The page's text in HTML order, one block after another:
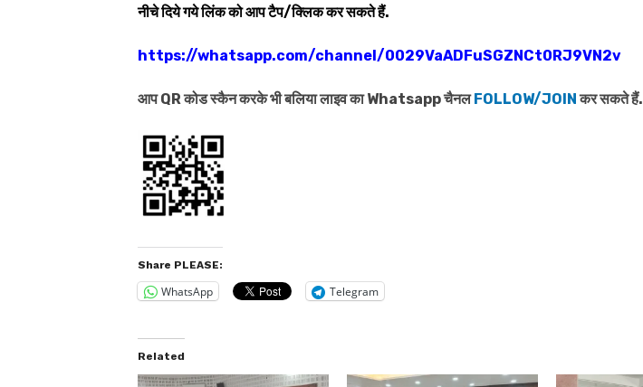
नीचे दिये गये लिंक को आप टैप/क्लिक कर सकते हैं.
https://whatsapp.com/channel/0029VaADFuSGZNCt0RJ9VN2v
आप QR कोड स्कैन करके भी बलिया लाइव का Whatsapp चैनल FOLLOW/JOIN कर सकते हैं.
Share PLEASE:
WhatsApp Telegram
Related